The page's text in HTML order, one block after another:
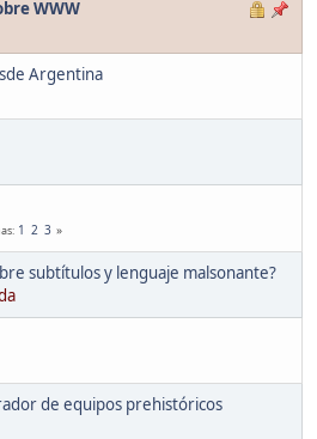
WWW
Argentina
1 2 3
subtítulos y lenguaje malsonante?
de equipos prehistóricos